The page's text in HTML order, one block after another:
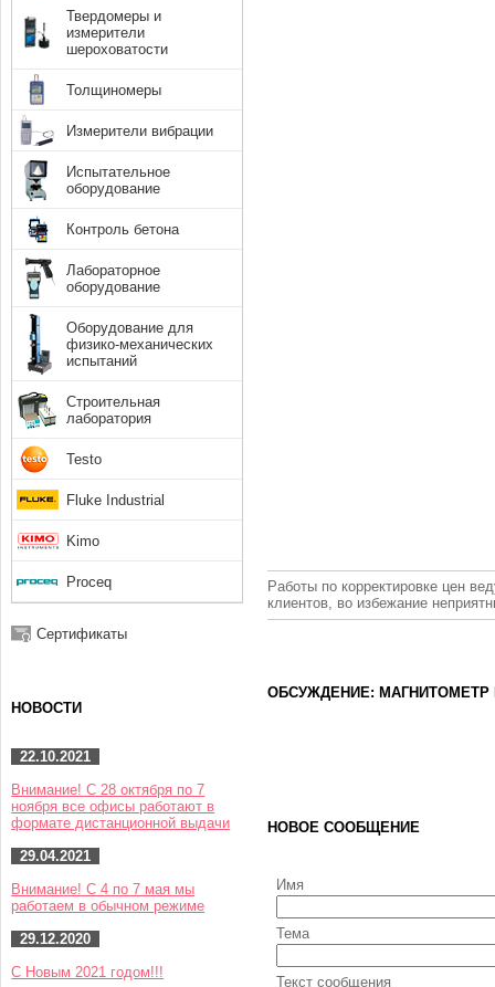
Работы по корректировке цен
клиентов, во избежание
ОБСУЖДЕНИЕ: МАГНИТОМЕТР
НОВОЕ СООБЩЕНИЕ
Имя
Тема
Текст сообщения
Твердомеры и
измерители
шероховатости
Толщиномеры
Измерители вибрации
Испытательное
оборудование
Контроль бетона
Лабораторное
оборудование
Оборудование для
физико-механических
испытаний
Строительная
лаборатория
Testo
Fluke Industrial
Kimo
Proceq
Сертификаты
НОВОСТИ
22.10.2021
Внимание! С 28 октября по 7
ноября все офисы работают в
формате дистанционной выдачи
29.04.2021
Внимание! С 4 по 7 мая мы
работаем в обычном режиме
29.12.2020
С Новым 2021 годом!!!